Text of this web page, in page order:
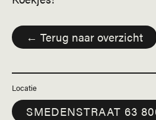
← Terug naar overzicht
Locatie
SMEDENSTRAAT 63